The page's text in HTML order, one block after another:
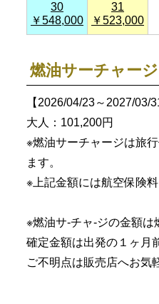
30
￥548,000
31
￥523,000
燃油サーチャー
【2026/04/23～2027/03/
大人：101,200円
※燃油サーチャージは旅
ます。
※上記金額には航空保険料
※燃油サ-チャ-ジの金額は
確定金額は出発の１ヶ月
ご不明点は販売店へお気